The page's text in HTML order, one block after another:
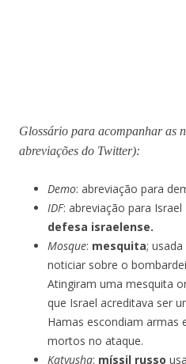
Glossário para acompanhar as
abreviações do Twitter):
Demo: abreviação para
IDF: abreviação para
defesa israelense.
Mosque: mesquita;
noticiar sobre o
Atingiram uma mesquita
que Israel acreditava ser
Hamas escondiam armas
mortos no ataque.
Katyusha: míssil russo